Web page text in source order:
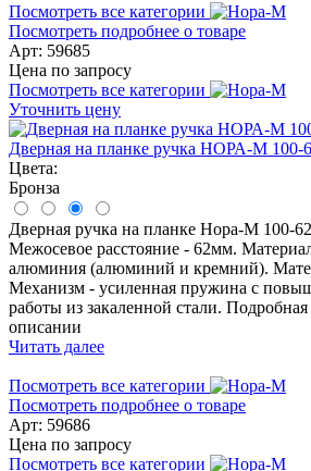
Посмотреть все категории
Посмотреть подробнее о товаре
Арт: 59685
Цена по запросу
Посмотреть все категории
Уточнить цену
Дверная на планке ручка НОРА-М 100-
Цвета:
Бронза
Дверная ручка на планке Нора-М 100-
Межосевое расстояние - 62мм.
алюминия (алюминий и кремний).
Механизм - усиленная пружина с
работы из закаленной стали.
описании
Читать далее
Посмотреть все категории
Посмотреть подробнее о товаре
Арт: 59686
Цена по запросу
Посмотреть все категории